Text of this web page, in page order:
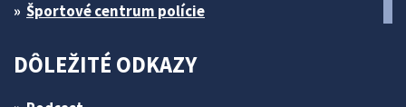
Športové centrum polície
DÔLEŽITÉ ODKAZY